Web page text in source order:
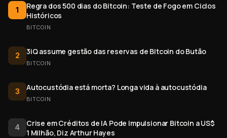
1
Regra dos 500 dias do Bitcoin: Teste de Fogo em Ciclos
Históricos
BITCOIN
2 3iQ assume gestão das reservas de Bitcoin do Butão
BITCOIN
3 Autocustódia está morta? Longa vida à autocustódia
BITCOIN
4
Crise em Créditos de IA Pode Impulsionar Bitcoin a US$
1 Milhão, Diz Arthur Hayes